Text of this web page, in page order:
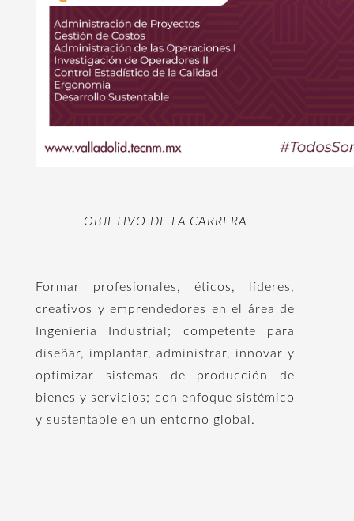
OBJETIVO DE LA CARRERA
Formar profesionales, éticos, líderes,
creativos y emprendedores en el área de
Ingeniería Industrial; competente para
diseñar, implantar, administrar, innovar y
optimizar sistemas de producción de
bienes y servicios; con enfoque sistémico
y sustentable en un entorno global.